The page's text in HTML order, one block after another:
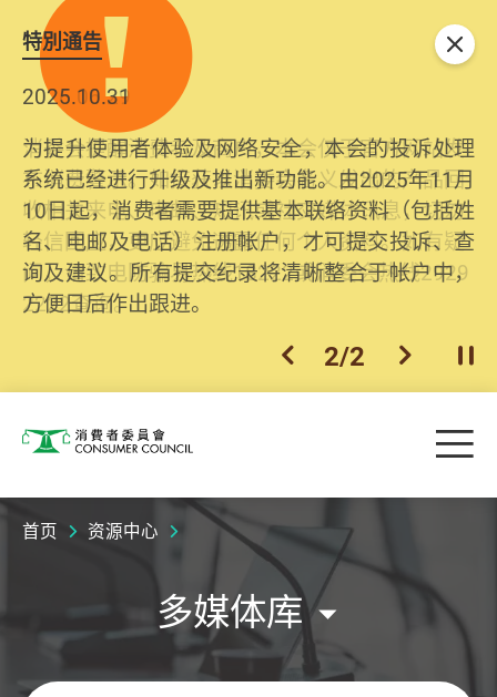
特別通告
2026.06.29
消委会提醒消费者及商户，本会仅于官方网站发
布消费警示。如接获以消委会名义发出的产品回
收相关来电、电邮、短讯或社交媒体讯息，切勿
轻信回应，更应避免透露任何个人资料。如有疑
问，请致电防骗易热线18222或消委会热线2929
2222查询。
2025.10.31
为提升使用者体验及网络安全，本会的投诉处理
系统已经进行升级及推出新功能。由2025年11月
10日起，消费者需要提供基本联络资料（包括姓
名、电邮及电话）注册帐户，才可提交投诉、查
询及建议。所有提交纪录将清晰整合于帐户中，
方便日后作出跟进。
上一个
2/2 下一个开
关闭
消费者委员会 目
首页 资源中心
多媒体库